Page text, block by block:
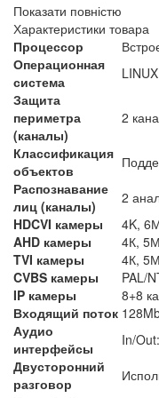
Показати повністю
Характеристики товара
Процессор
Операционная
система
LINUX
Защита
периметра
(каналы)
2
Классификация
объектов
Распознавание
лиц (каналы)
2
HDCVI камеры
4K,
AHD камеры
4К,
TVI камеры
4К,
CVBS камеры
PAL/
IP камеры
8+8
Входящий поток
Аудио
интерфейсы
In/
Двусторонний
разговор